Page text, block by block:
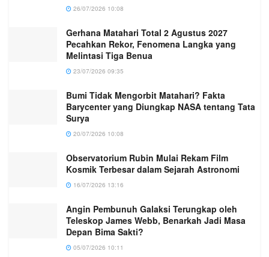
26/07/2026 10:08
Gerhana Matahari Total 2 Agustus 2027
Pecahkan Rekor, Fenomena Langka yang
Melintasi Tiga Benua
23/07/2026 09:35
Bumi Tidak Mengorbit Matahari? Fakta
Barycenter yang Diungkap NASA tentang Tata
Surya
20/07/2026 10:08
Observatorium Rubin Mulai Rekam Film
Kosmik Terbesar dalam Sejarah Astronomi
16/07/2026 13:16
Angin Pembunuh Galaksi Terungkap oleh
Teleskop James Webb, Benarkah Jadi Masa
Depan Bima Sakti?
05/07/2026 10:11